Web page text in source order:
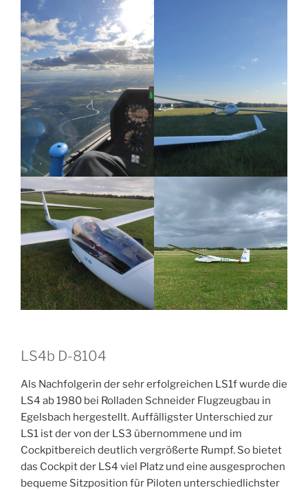
LS4b D-8104
Als Nachfolgerin der sehr erfolgreichen LS1f wurde die
LS4 ab 1980 bei Rolladen Schneider Flugzeugbau in
Egelsbach hergestellt. Auffälligster Unterschied zur
LS1 ist der von der LS3 übernommene und im
Cockpitbereich deutlich vergrößerte Rumpf. So bietet
das Cockpit der LS4 viel Platz und eine ausgesprochen
bequeme Sitzposition für Piloten unterschiedlichster